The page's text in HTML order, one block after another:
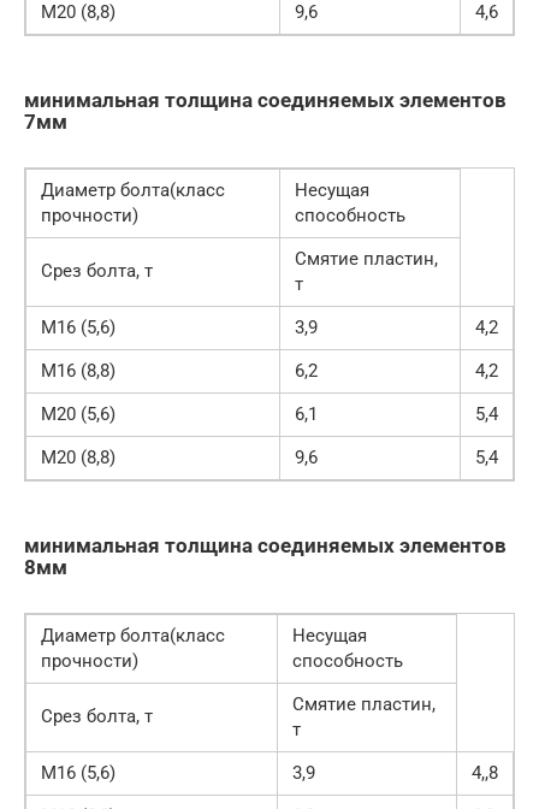
М20 (8,8)
9,6 4,6
минимальная толщина соединяемых элементов
7мм
Диаметр болта(класс
прочности)
Несущая
способность
Срез болта, т
Смятие пластин,
т
М16 (5,6)
3,9
4,2
М16 (8,8)
6,2
4,2
М20 (5,6)
6,1
5,4
М20 (8,8)
9,6 5,4
минимальная толщина соединяемых элементов
8мм
Диаметр болта(класс
прочности)
Несущая
способность
Срез болта, т
Смятие пластин,
т
М16 (5,6)
3,9
4,,8